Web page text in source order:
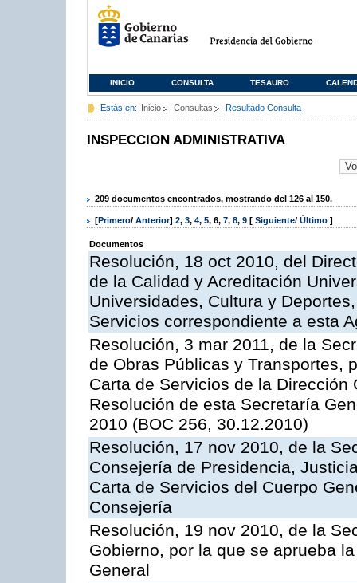
INICIO CONSULTA TESAURO
Estás en: Inicio Consultas Resultado Consulta
INSPECCION ADMINISTRATIVA
209 documentos encontrados, mostrando del 126 al 150.
[Primero/ Anterior] 2, 3, 4, 5, 6, 7, 8, 9 [ Siguiente/ Último ]
Documentos
Resolución, 18 oct 2010, del
de la Calidad y Acreditación
Universidades, Cultura y
Servicios correspondiente a esta
Resolución, 3 mar 2011, de la
de Obras Públicas y Transportes,
Carta de Servicios de la
Resolución de esta Secretaría
2010 (BOC 256, 30.12.2010)
Resolución, 17 nov 2010, de la
Consejería de Presidencia,
Carta de Servicios del Cuerpo
Consejería
Resolución, 19 nov 2010, de la
Gobierno, por la que se aprueba
General